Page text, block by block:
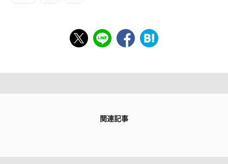
関連記事